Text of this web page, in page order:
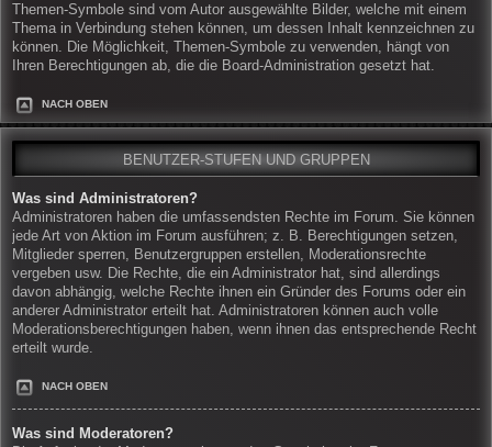
Themen-Symbole sind vom Autor ausgewählte Bilder, welche mit einem
Thema in Verbindung stehen können, um dessen Inhalt kennzeichnen zu
können. Die Möglichkeit, Themen-Symbole zu verwenden, hängt von
Ihren Berechtigungen ab, die die Board-Administration gesetzt hat.
NACH OBEN
BENUTZER-STUFEN UND GRUPPEN
Was sind Administratoren?
Administratoren haben die umfassendsten Rechte im Forum. Sie können
jede Art von Aktion im Forum ausführen; z. B. Berechtigungen setzen,
Mitglieder sperren, Benutzergruppen erstellen, Moderationsrechte
vergeben usw. Die Rechte, die ein Administrator hat, sind allerdings
davon abhängig, welche Rechte ihnen ein Gründer des Forums oder ein
anderer Administrator erteilt hat. Administratoren können auch volle
Moderationsberechtigungen haben, wenn ihnen das entsprechende Recht
erteilt wurde.
NACH OBEN
Was sind Moderatoren?